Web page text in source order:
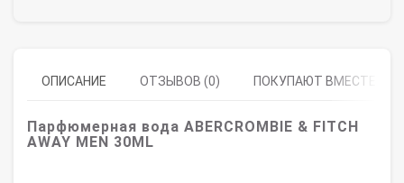
ОПИСАНИЕ ОТЗЫВОВ (0) ПОКУПАЮТ ВМЕСТЕ
Парфюмерная вода ABERCROMBIE & FITCH
AWAY MEN 30ML